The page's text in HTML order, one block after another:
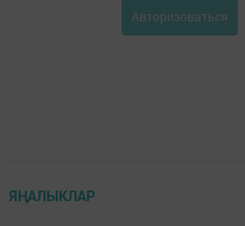
Авторизоваться
ЯҢАЛЫКЛАР